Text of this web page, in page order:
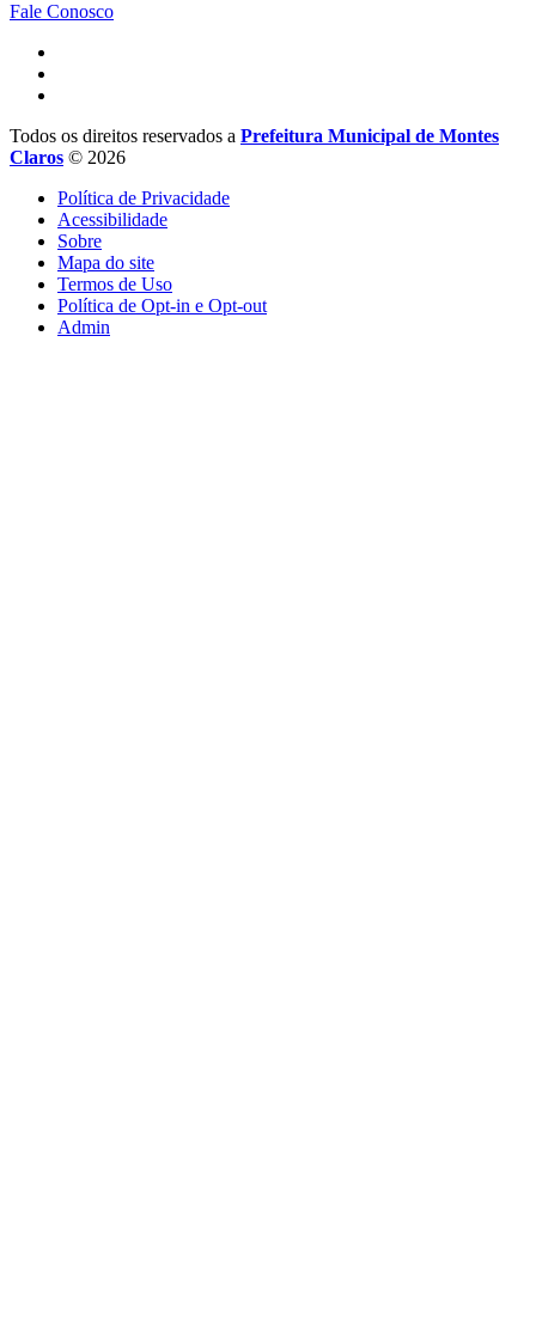
Fale Conosco
Todos os direitos reservados a Prefeitura Municipal de Montes
Claros © 2026
Política de Privacidade
Acessibilidade
Sobre
Mapa do site
Termos de Uso
Política de Opt-in e Opt-out
Admin